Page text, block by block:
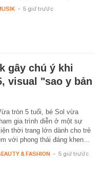
- 5 giờ trước
gây chú ý khi
visual "sao y bản
tròn 5 tuổi, bé Sol vừa
gia trình diễn ở một sự
thời trang lớn dành cho trẻ
với phong thái đáng khen…
& FASHION - 5 giờ trước